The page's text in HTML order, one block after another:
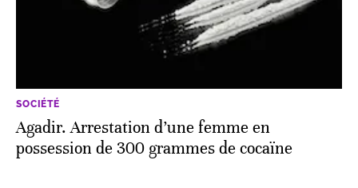
SOCIÉTÉ
Agadir. Arrestation d’une femme en
possession de 300 grammes de cocaïne